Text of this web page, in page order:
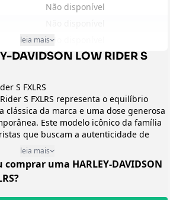
Não disponível
Não disponível
Não disponível
Não disponível
Não disponível
Não disponível
Não disponível
leia mais
DAVIDSON LOW RIDER S
S FXLRS
S FXLRS representa o equilíbrio
clássica da marca e uma dose generosa
Este modelo icônico da família
que buscam a autenticidade de
com uma atitude mais agressiva e
superiores. É a escolha ideal para
que valorizam tanto a tradição quanto
a investir em uma máquina que
leia mais
uma HARLEY-DAVIDSON